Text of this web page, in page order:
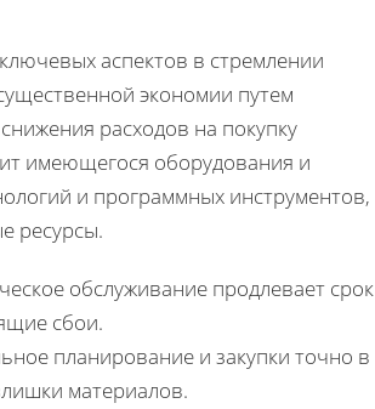
аспектов в стремлении
экономии путем
расходов на покупку
имеющегося оборудования и
и программных инструментов,
ресурсы.
обслуживание продлевает срок
сбои.
планирование и закупки точно в
материалов.